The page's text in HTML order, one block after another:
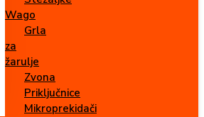
Wago
Grla
za
žarulje
Zvona
Priključnice
Mikroprekidači